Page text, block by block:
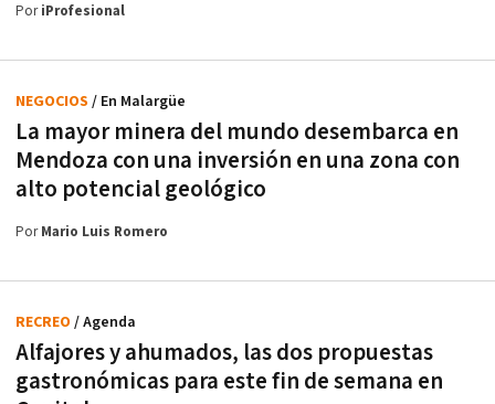
PoriProfesional
La mayor minera del mundo desembarca en
Mendoza con una inversión en una zona con
alto potencial geológico
NEGOCIOS / En Malargüe
PorMario Luis Romero
Alfajores y ahumados, las dos propuestas
gastronómicas para este fin de semana en
RECREO / Agenda